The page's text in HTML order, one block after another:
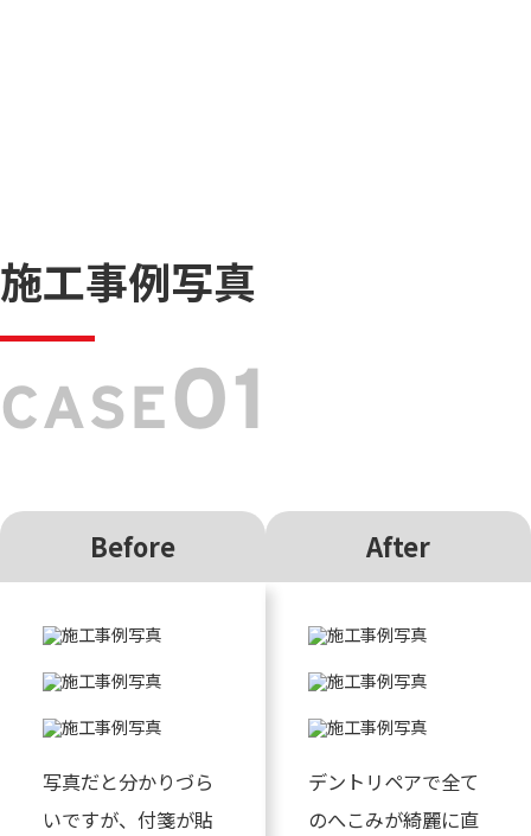
施工事例写真
CASE01
Before
写真だと分かりづら
いですが、付箋が貼
After
デントリペアで全て
のへこみが綺麗に直